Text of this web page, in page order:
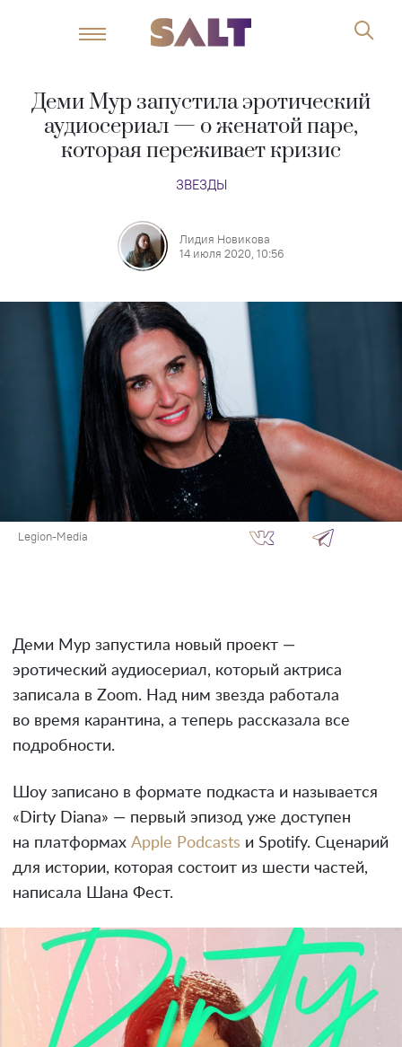
Деми Мур запустила эротический
аудиосериал — о женатой паре,
которая переживает кризис
ЗВЕЗДЫ
Лидия Новикова
14 июля 2020, 10:56
Legion-Media
Деми Мур запустила новый проект —
эротический аудиосериал, который актриса
записала в Zoom. Над ним звезда работала
во время карантина, а теперь рассказала все
подробности.
Шоу записано в формате подкаста и называется
«Dirty Diana» — первый эпизод уже доступен
на платформах Apple Podcasts и Spotify. Сценарий
для истории, которая состоит из шести частей,
написала Шана Фест.